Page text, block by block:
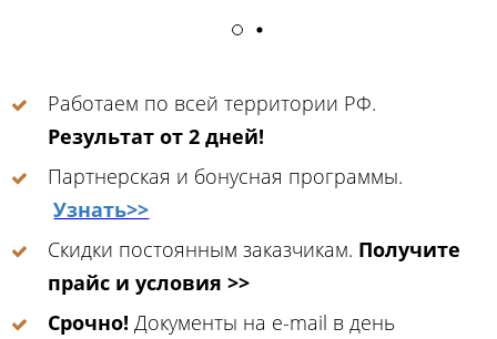
Работаем по всей территории РФ.
Результат от 2 дней!
Партнерская и бонусная программы.
Узнать>>
Скидки постоянным заказчикам. Получите
прайс и условия >>
Срочно! Документы на e-mail в день